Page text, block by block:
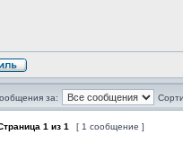
за:
1 из 1 [ 1 сообщение ]